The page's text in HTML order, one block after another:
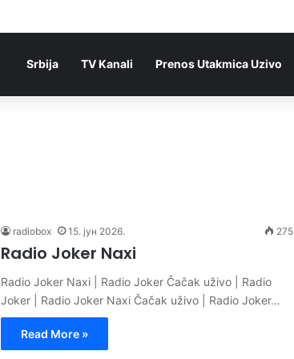
Srbija TV Kanali Prenos Utakmica Uzivo
radiobox 15. јун 2026. 275
Radio Joker Naxi
Radio Joker Naxi | Radio Joker Čačak uživo | Radio
Joker | Radio Joker Naxi Čačak uživo | Radio Joker…
Read More »